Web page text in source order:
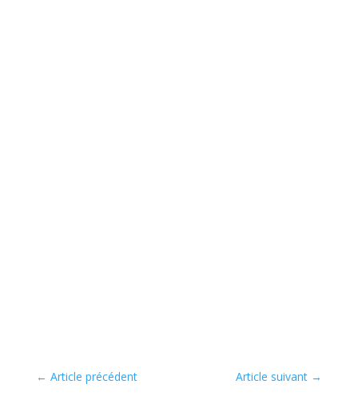
← Article précédent Article suivant →